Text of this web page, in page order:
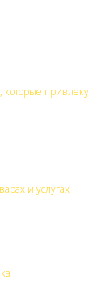
привлекут
и услугах